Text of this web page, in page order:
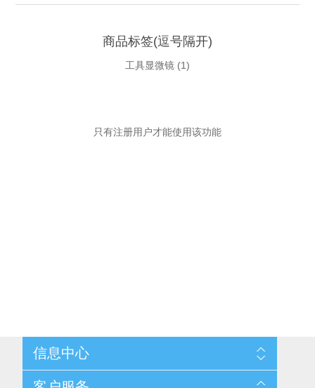
商品标签(逗号隔开)
工具显微镜 (1)
只有注册用户才能使用该功能
信息中心
网站地图